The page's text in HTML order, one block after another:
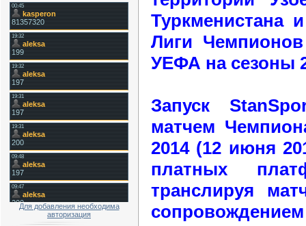
Для добавления необходима
авторизация
Туркменистана
Лиги
УЕФА на сезоны
Запуск
матчем
2014 (12 июня
платных
транслируя